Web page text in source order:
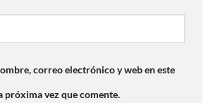
correo electrónico y web en este
próxima vez que comente.